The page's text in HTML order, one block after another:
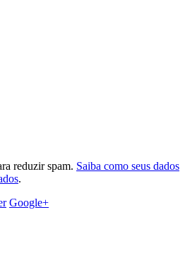
reduzir spam. Saiba como seus dados
.
Google+